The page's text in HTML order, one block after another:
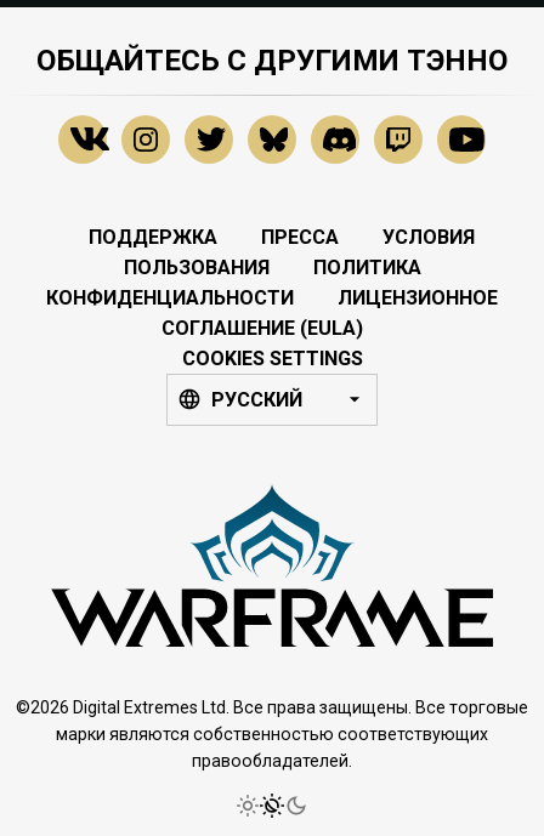
ОБЩАЙТЕСЬ С ДРУГИМИ ТЭННО
ПОДДЕРЖКА ПРЕССА
УСЛОВИЯ
ПОЛЬЗОВАНИЯ
ПОЛИТИКА
КОНФИДЕНЦИАЛЬНОСТИ
ЛИЦЕНЗИОННОЕ
СОГЛАШЕНИЕ (EULA)
COOKIES SETTINGS
РУССКИЙ
©2026 Digital Extremes Ltd. Все права защищены. Все торговые
марки являются собственностью соответствующих
правообладателей.